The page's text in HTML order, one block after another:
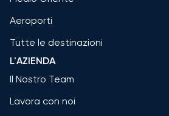
Aeroporti
Tutte le destinazioni
L'AZIENDA
Il Nostro Team
Lavora con noi